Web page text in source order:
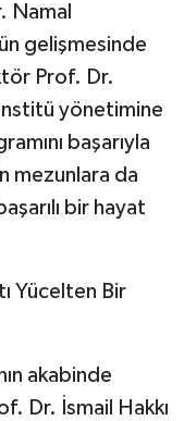
Namal
gelişmesinde
Prof. Dr.
yönetimine
başarıyla
mezunlara da
bir hayat
Yücelten Bir
akabinde
Dr. İsmail Hakkı